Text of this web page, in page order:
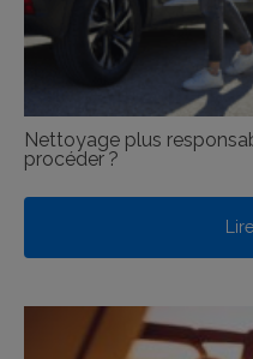
Nettoyage plus
procéder ?